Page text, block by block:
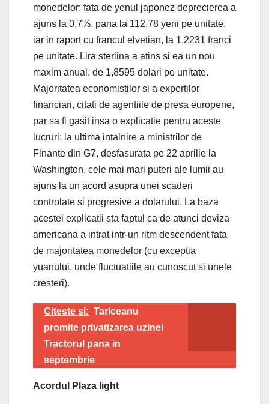
monedelor: fata de yenul japonez deprecierea a
ajuns la 0,7%, pana la 112,78 yeni pe unitate,
iar in raport cu francul elvetian, la 1,2231 franci
pe unitate. Lira sterlina a atins si ea un nou
maxim anual, de 1,8595 dolari pe unitate.
Majoritatea economistilor si a expertilor
financiari, citati de agentiile de presa europene,
par sa fi gasit insa o explicatie pentru aceste
lucruri: la ultima intalnire a ministrilor de
Finante din G7, desfasurata pe 22 aprilie la
Washington, cele mai mari puteri ale lumii au
ajuns la un acord asupra unei scaderi
controlate si progresive a dolarului. La baza
acestei explicatii sta faptul ca de atunci deviza
americana a intrat intr-un ritm descendent fata
de majoritatea monedelor (cu exceptia
yuanului, unde fluctuatiile au cunoscut si unele
cresteri).
Citeste si: Tariceanu
promite privatizarea uzinei
Tractorul pana in
septembrie
Acordul Plaza light